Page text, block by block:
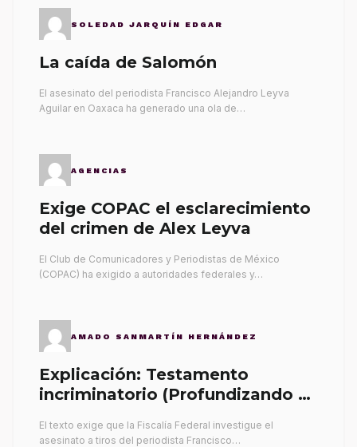
SOLEDAD JARQUÍN EDGAR
La caída de Salomón
El asesinato del periodista Francisco Alejandro Leyva
Aguilar en Oaxaca ha generado una ola de…
AGENCIAS
Exige COPAC el esclarecimiento
del crimen de Alex Leyva
El Club de Comunicadores y Periodistas de México
(COPAC) ha exigido a autoridades federales y…
AMADO SANMARTÍN HERNÁNDEZ
Explicación: Testamento
incriminatorio (Profundizando su
El texto exige que la Fiscalía Federal investigue el
asesinato a tiros del periodista Francisco…